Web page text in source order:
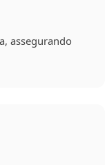
assegurando